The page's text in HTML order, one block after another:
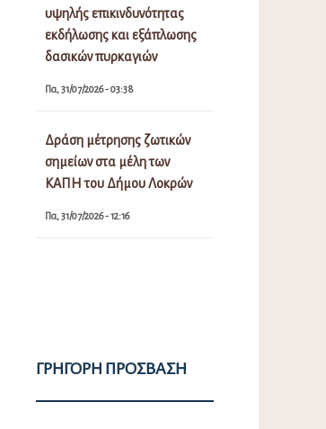
υψηλής επικινδυνότητας
εκδήλωσης και εξάπλωσης
δασικών πυρκαγιών
Πα, 31/07/2026 - 03:38
Δράση μέτρησης ζωτικών
σημείων στα μέλη των
ΚΑΠΗ του Δήμου Λοκρών
Πα, 31/07/2026 - 12:16
ΓΡΉΓΟΡΗ ΠΡΌΣΒΑΣΗ